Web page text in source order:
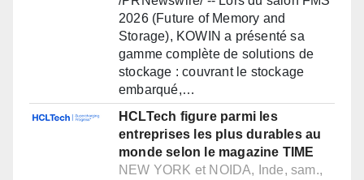
2026 (Future of Memory and
Storage), KOWIN a présenté sa
gamme complète de solutions de
stockage : couvrant le stockage
embarqué,…
HCLTech figure parmi les
entreprises les plus durables au
monde selon le magazine TIME
NEW YORK et NOIDA, Inde, sam.,